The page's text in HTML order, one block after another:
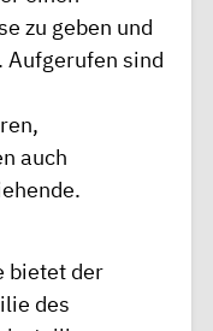
zu geben und
Aufgerufen sind
auch
bietet der
des